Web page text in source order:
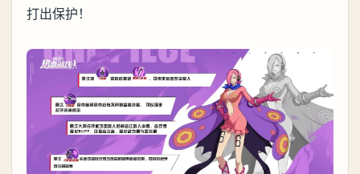
打出保护！